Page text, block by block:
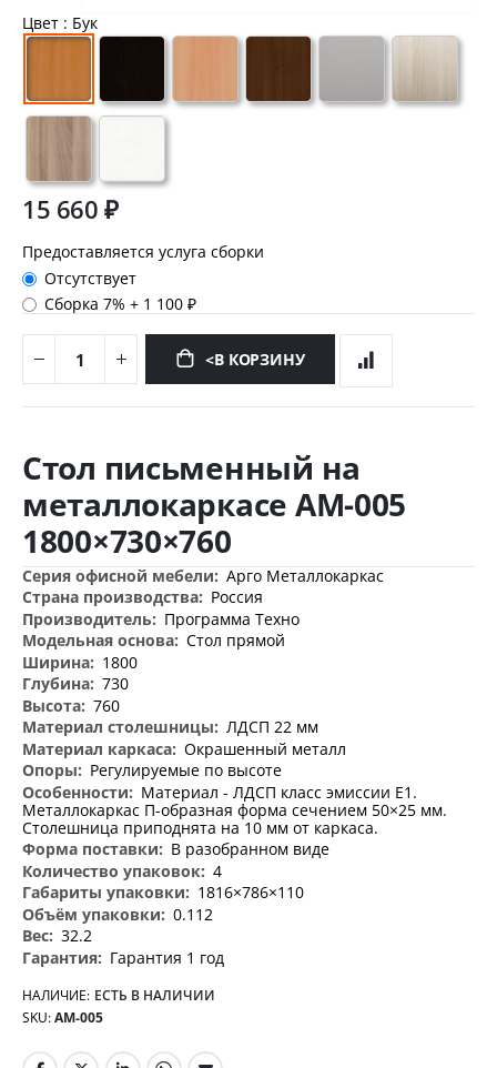
Цвет : Бук
15 660 ₽
Предоставляется услуга сборки
Отсутствует
Сборка 7%+ 1 100 ₽
<В КОРЗИНУ
началу
изображений
Стол письменный на
металлокаркасе АМ-005
1800×730×760
Дополнительная
информация
Арго Металлокаркас
Россия
Программа Техно
Стол прямой
1800
730
760
ЛДСП 22 мм
Окрашенный металл
Регулируемые по высоте
Материал - ЛДСП класс эмиссии Е1.
Металлокаркас П-образная форма сечением 50×25 мм.
Столешница приподнята на 10 мм от каркаса.
В разобранном виде
4
1816×786×110
0.112
32.2
Гарантия 1 год
НАЛИЧИЕ: ЕСТЬ В НАЛИЧИИ
SKU АМ-005